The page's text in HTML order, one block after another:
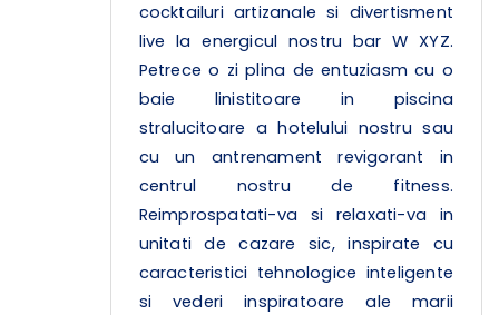
cocktailuri artizanale si divertisment
live la energicul nostru bar W XYZ.
Petrece o zi plina de entuziasm cu o
baie linistitoare in piscina
stralucitoare a hotelului nostru sau
cu un antrenament revigorant in
centrul nostru de fitness.
Reimprospatati-va si relaxati-va in
unitati de cazare sic, inspirate cu
caracteristici tehnologice inteligente
si vederi inspiratoare ale marii